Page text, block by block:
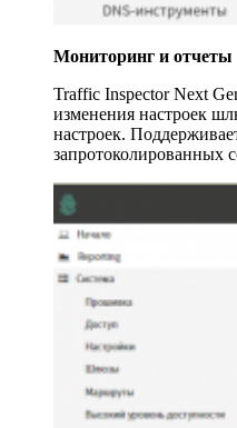
Мониторинг и отчеты
Traffic Inspector Next
изменения настроек
настроек.
запротоколированных